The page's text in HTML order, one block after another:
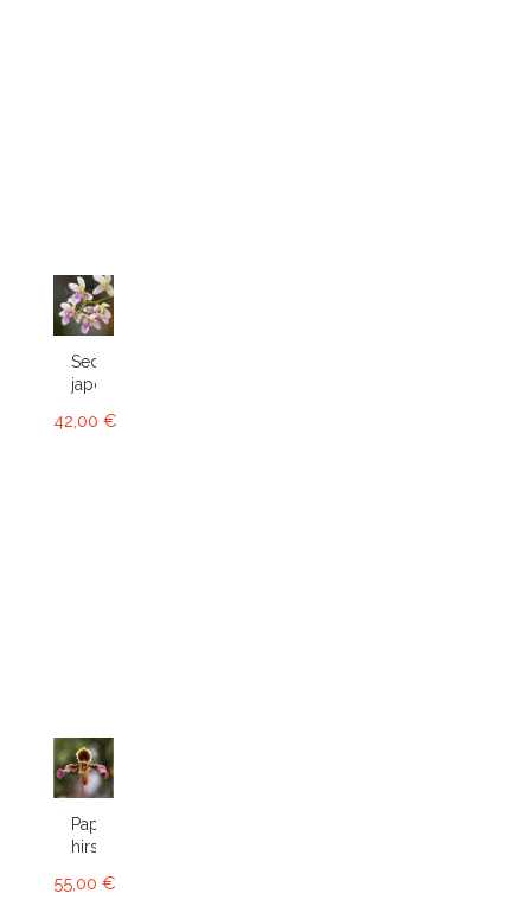
Sedirea
japonica
42,00 €
Paphiopedilum
hirsutissimum
55,00 €